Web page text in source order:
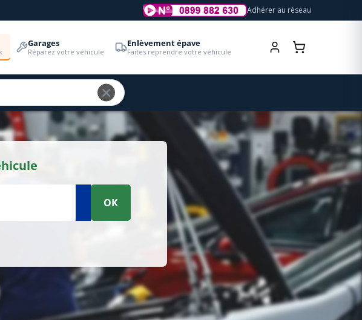
Adhérer au réseau
Garages
Réparez votre véhicule
Enlèvement épave
Faites reprendre votre véhicule
OK